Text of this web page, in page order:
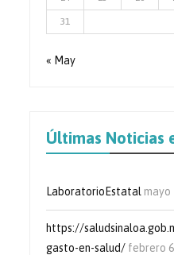
31
« May
Últimas Noticias
LaboratorioEstatal mayo
https://
gasto-en-salud/ febrero